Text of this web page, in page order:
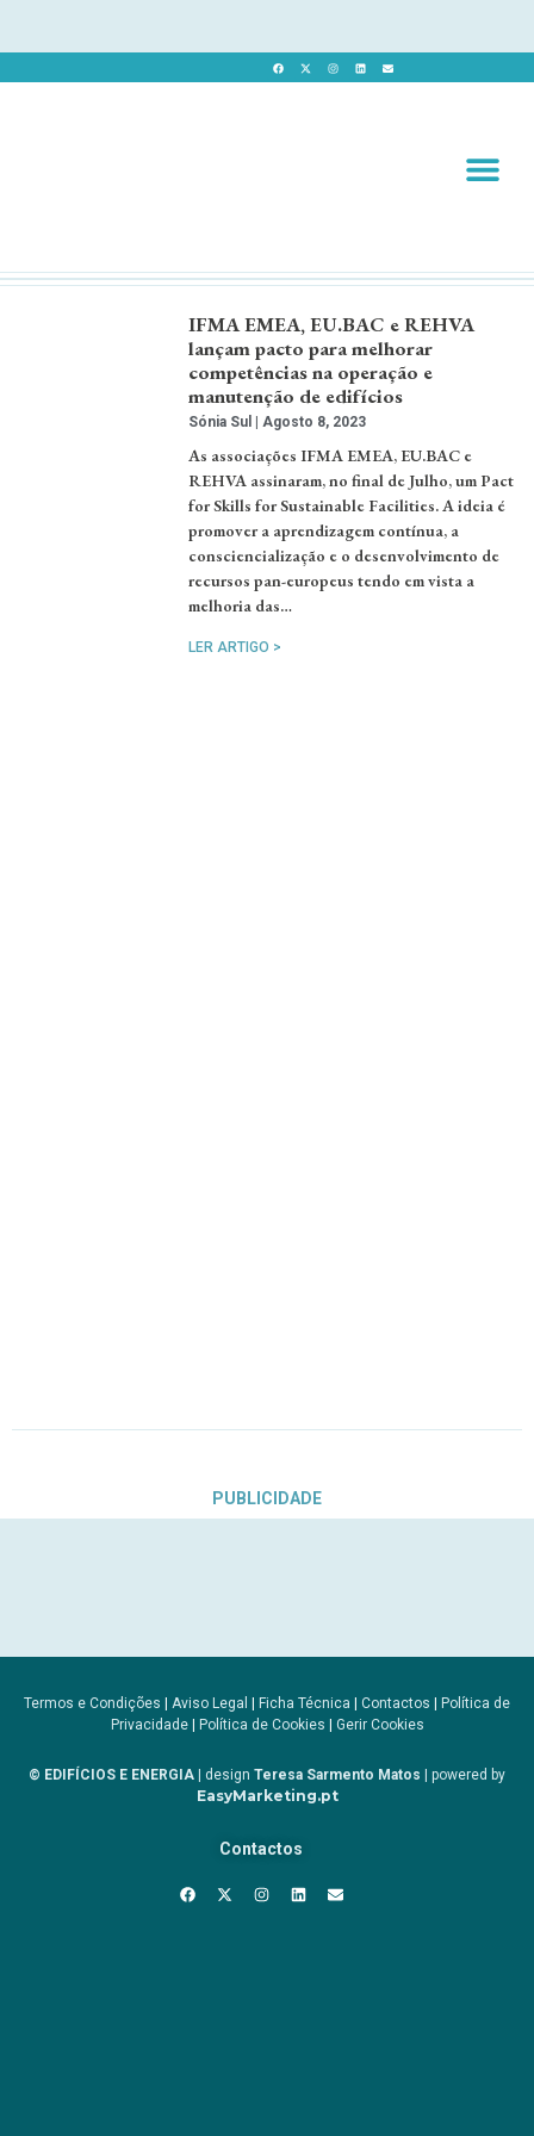
IFMA EMEA, EU.BAC e REHVA
lançam pacto para melhorar
competências na operação e
manutenção de edifícios
Sónia Sul Agosto 8, 2023
As associações IFMA EMEA, EU.BAC e
REHVA assinaram, no final de Julho, um Pact
for Skills for Sustainable Facilities. A ideia é
promover a aprendizagem contínua, a
consciencialização e o desenvolvimento de
recursos pan-europeus tendo em vista a
melhoria das…
LER ARTIGO >
PUBLICIDADE
Termos e Condições | Aviso Legal | Ficha Técnica | Contactos | Política de
Privacidade| Política de Cookies | Gerir Cookies
© EDIFÍCIOS E ENERGIA | design Teresa Sarmento Matos | powered by
EasyMarketing.pt
Contactos